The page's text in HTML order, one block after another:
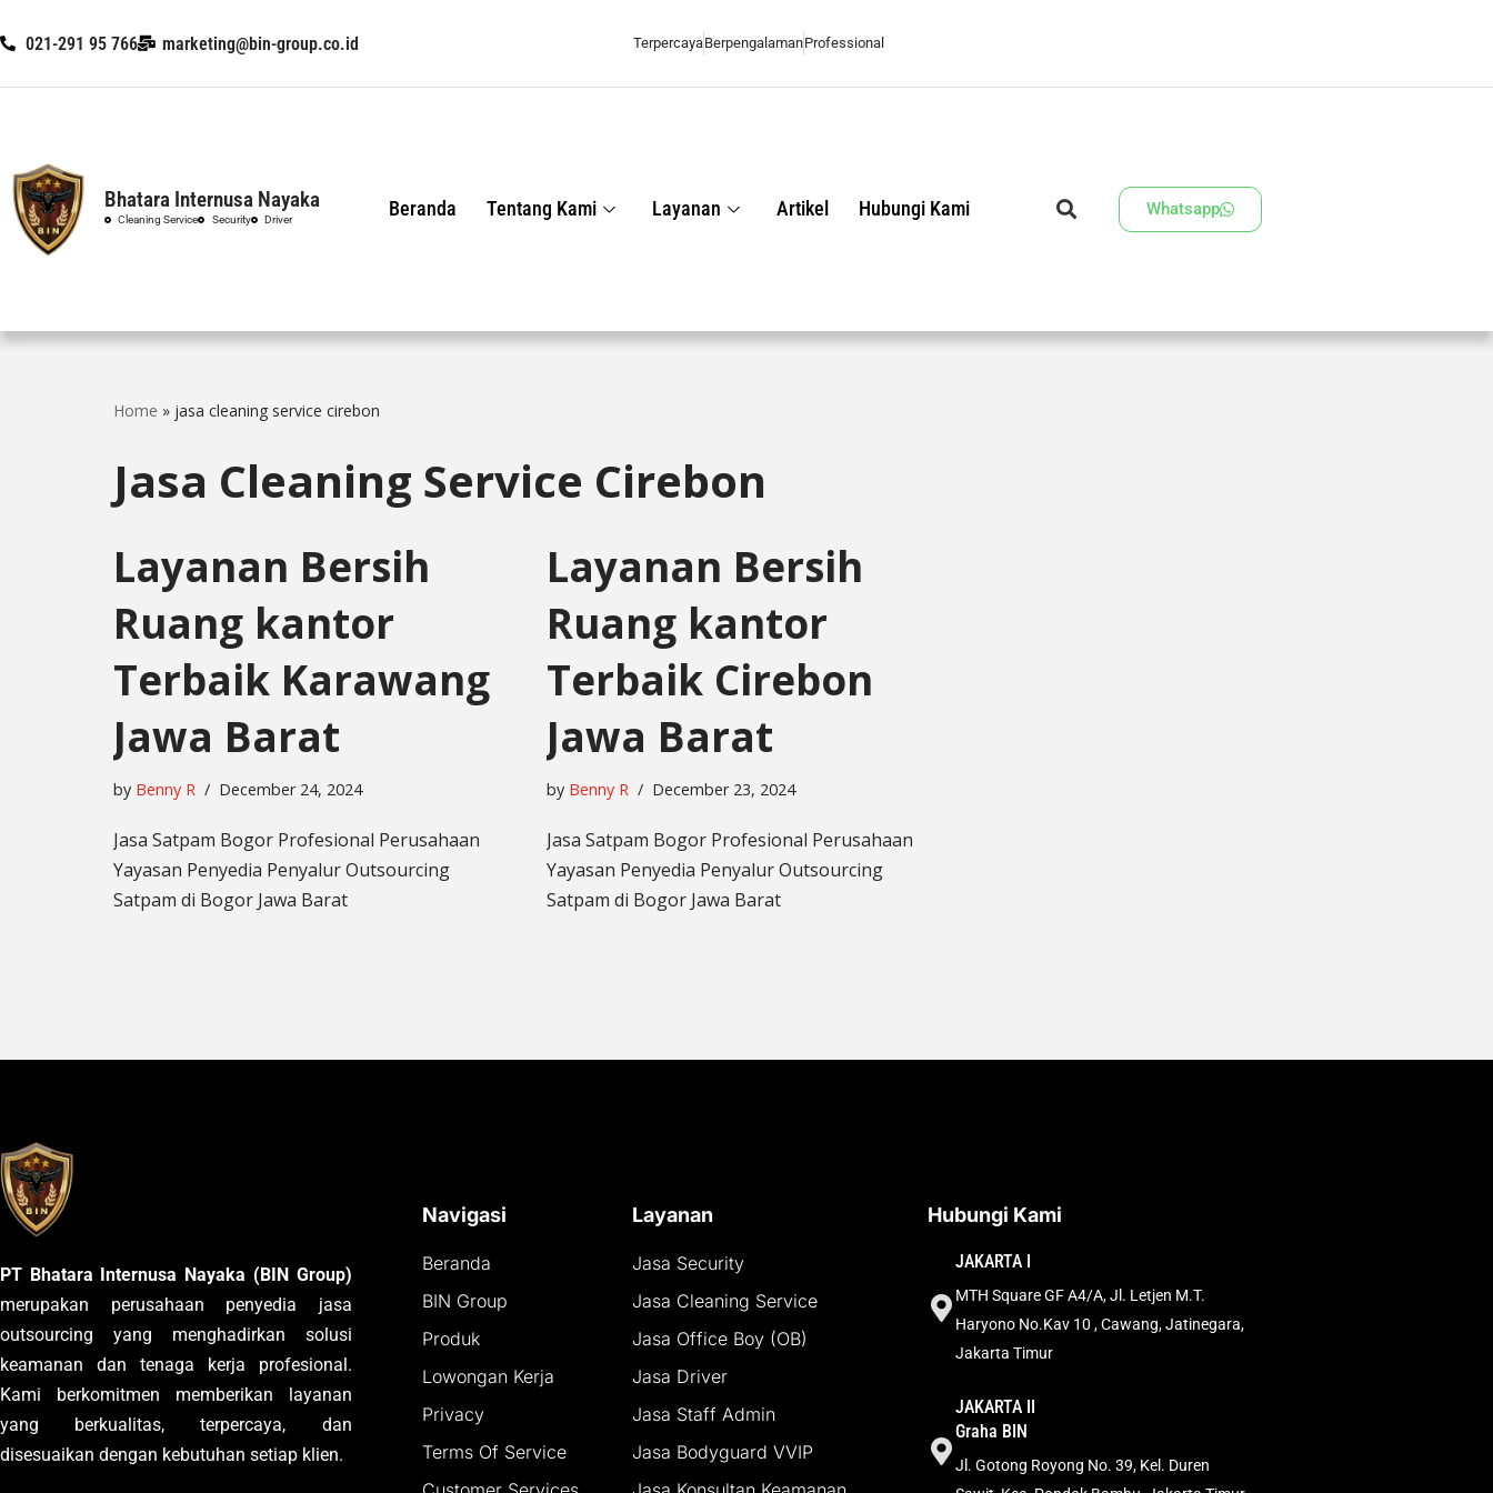
to
021-291 95 766 marketing@bin-group.co.id TerpercayaBerpengalamanProfessional
Bhatara Internusa Nayaka
Cleaning Service Security Driver Beranda Tentang Kami Layanan Artikel Hubungi Kami Whatsapp
Home » jasa cleaning service cirebon
Jasa Cleaning Service Cirebon
Layanan Bersih
Ruang kantor
Terbaik Karawang
Jawa Barat
by Benny R December 24, 2024
Jasa Satpam Bogor Profesional Perusahaan
Yayasan Penyedia Penyalur Outsourcing
Satpam di Bogor Jawa Barat
Layanan Bersih
Ruang kantor
Terbaik Cirebon
Jawa Barat
by Benny R December 23, 2024
Jasa Satpam Bogor Profesional Perusahaan
Yayasan Penyedia Penyalur Outsourcing
Satpam di Bogor Jawa Barat
PT Bhatara Internusa Nayaka (BIN Group)
merupakan perusahaan penyedia jasa
outsourcing yang menghadirkan solusi
keamanan dan tenaga kerja profesional.
Kami berkomitmen memberikan layanan
yang berkualitas, terpercaya, dan
disesuaikan dengan kebutuhan setiap klien.
Navigasi
Beranda
BIN Group
Produk
Lowongan Kerja
Privacy
Terms Of Service
Layanan
Jasa Security
Jasa Cleaning Service
Jasa Office Boy (OB)
Jasa Driver
Jasa Staff Admin
Jasa Bodyguard VVIP
Hubungi Kami
JAKARTA I
MTH Square GF A4/A, Jl. Letjen M.T.
Haryono No.Kav 10 , Cawang, Jatinegara,
Jakarta Timur
JAKARTA II
Graha BIN
Jl. Gotong Royong No. 39, Kel. Duren